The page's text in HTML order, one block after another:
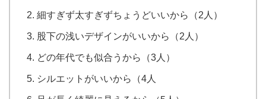
細すぎず太すぎずちょうどいいから（2人）
股下の浅いデザインがいいから（2人）
どの年代でも似合うから（3人）
シルエットがいいから（4人